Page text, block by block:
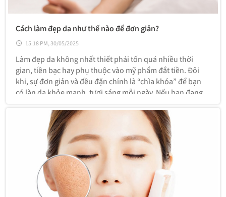
Cách làm đẹp da như thế nào để đơn giản?
15:18 PM, 30/05/2025
Làm đẹp da không nhất thiết phải tốn quá nhiều thời
gian, tiền bạc hay phụ thuộc vào mỹ phẩm đắt tiền. Đôi
khi, sự đơn giản và đều đặn chính là “chìa khóa” để bạn
có làn da khỏe mạnh, tươi sáng mỗi ngày. Nếu bạn đang
nhưng vẫn hiệu quả